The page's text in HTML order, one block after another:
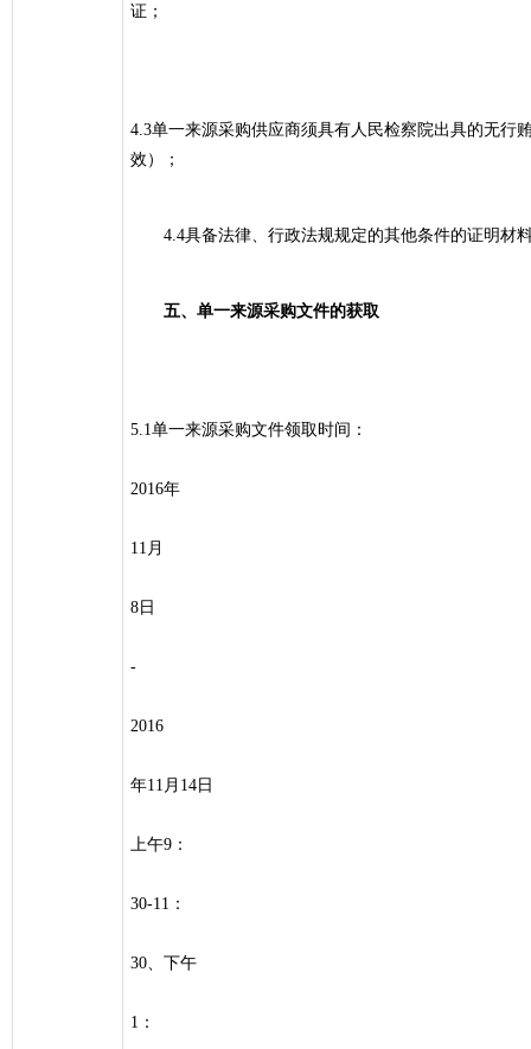
证；
4.3单一来源采购供应商须具有人民检察院出具的无行
效）；
4.4具备法律、行政法规规定的其他条件的证明材
五、单一来源采购文件的获取
5.1单一来源采购文件领取时间：
2016年
11月
8日
-
2016
年11月14日
上午9：
30-11：
30、下午
1：